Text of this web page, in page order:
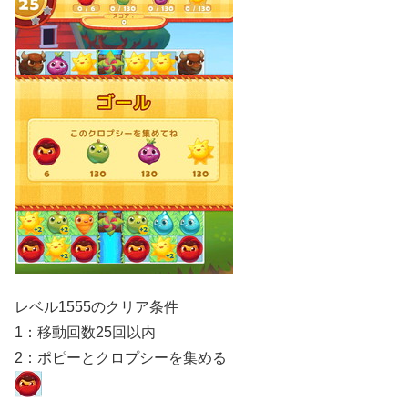
レベル1555のクリア条件
1：移動回数25回以内
2：ポピーとクロプシーを集める